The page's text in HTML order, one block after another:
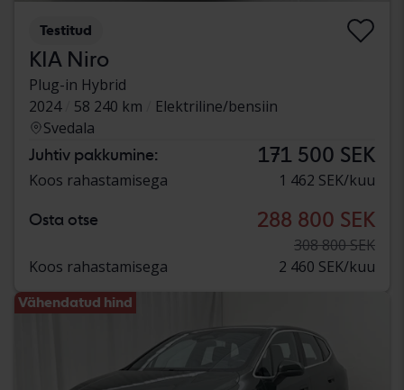
Testitud
KIA Niro
Plug-in Hybrid
2024
58 240 km
Elektriline/bensiin
Svedala
Juhtiv pakkumine: 171 500 SEK
Koos rahastamisega 1 462 SEK/kuu
Osta otse 288 800 SEK
308 800 SEK
Koos rahastamisega
2 460 SEK/kuu
Vähendatud hind